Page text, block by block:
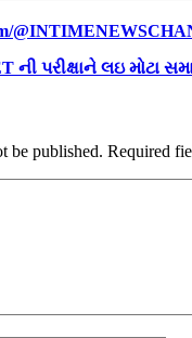
ની પરીક્ષાને લઇ મોટા
be published. Required